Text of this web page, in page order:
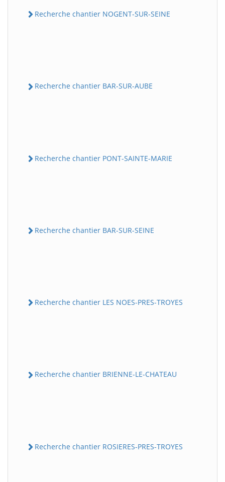
Recherche chantier NOGENT-SUR-SEINE
Recherche chantier BAR-SUR-AUBE
Recherche chantier PONT-SAINTE-MARIE
Recherche chantier BAR-SUR-SEINE
Recherche chantier LES NOES-PRES-TROYES
Recherche chantier BRIENNE-LE-CHATEAU
Recherche chantier ROSIERES-PRES-TROYES